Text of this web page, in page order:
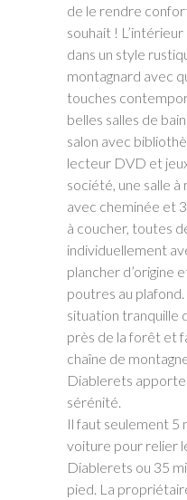
de le rendre
souhait !
dans un style
montagnard avec
touches
belles salles de
salon avec
lecteur DVD et
société, une salle à
avec cheminée et
à coucher, toutes
individuellement
plancher d’origine
poutres au plafond.
situation tranquille
près de la forêt et
chaîne de
Diablerets
sérénité.
Il faut seulement 5
voiture pour relier
Diablerets ou 35
pied. La